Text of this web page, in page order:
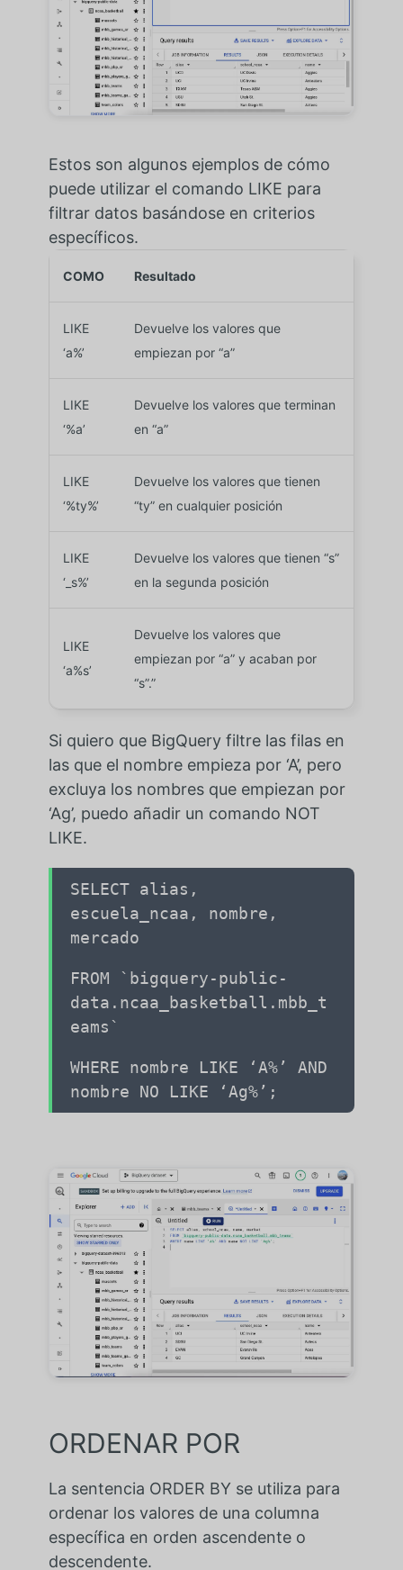
Estos son algunos ejemplos de cómo
puede utilizar el comando LIKE para
filtrar datos basándose en criterios
específicos.
COMO Resultado
LIKE
‘a%’
Devuelve los valores que
empiezan por “a”
LIKE
‘%a’
Devuelve los valores que terminan
en “a”
LIKE
‘%ty%’
Devuelve los valores que tienen
“ty” en cualquier posición
LIKE
‘_s%’
Devuelve los valores que tienen “s”
en la segunda posición
LIKE
‘a%s’
Devuelve los valores que
empiezan por “a” y acaban por
“s”.”
Si quiero que BigQuery filtre las filas en
las que el nombre empieza por ‘A’, pero
excluya los nombres que empiezan por
‘Ag’, puedo añadir un comando NOT
LIKE.
SELECT alias,
escuela_ncaa, nombre,
mercado
FROM `bigquery-public-
data.ncaa_basketball.mbb_t
eams`
WHERE nombre LIKE ‘A%’ AND
nombre NO LIKE ‘Ag%’;
ORDENAR POR
La sentencia ORDER BY se utiliza para
ordenar los valores de una columna
específica en orden ascendente o
descendente.